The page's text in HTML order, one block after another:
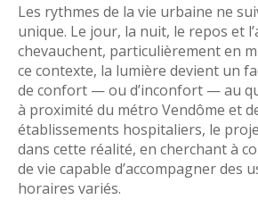
Les rythmes de la vie urbaine ne
unique. Le jour, la nuit, le repos et
chevauchent, particulièrement en
ce contexte, la lumière devient un
de confort — ou d’inconfort — au
à proximité du métro Vendôme et
établissements hospitaliers, le
dans cette réalité, en cherchant à
de vie capable d’accompagner des
horaires variés.